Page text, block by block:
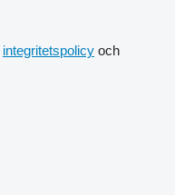
integritetspolicy och